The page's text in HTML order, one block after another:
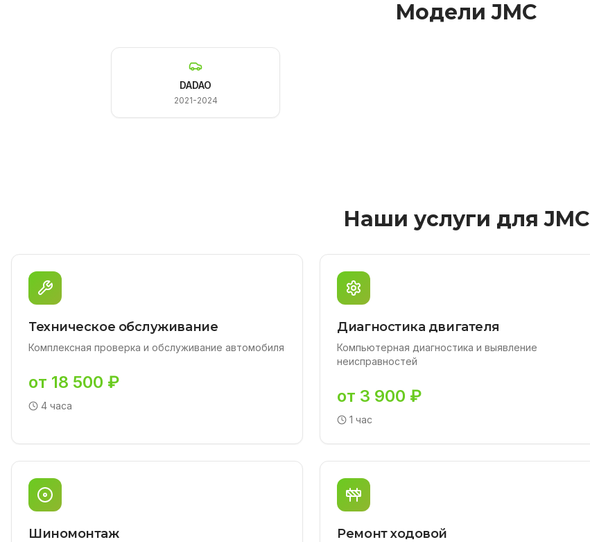
Модели JMC
DADAO
2021-2024
Наши услуги для JMC
Техническое обслуживание
Комплексная проверка и обслуживание автомобиля
от 18 500 ₽
4 часа
Диагностика двигателя
Компьютерная диагностика и выявление
неисправностей
от 3 900 ₽
1 час
Шиномонтаж Ремонт ходовой